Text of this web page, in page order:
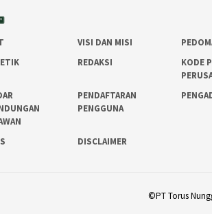
VISI DAN MISI
REDAKSI
KODE
PENDAFTARAN
PENGGUNA
DISCLAIMER
©PT Torus